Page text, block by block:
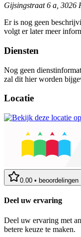
Gijsingstraat 6 a, 3026
Er is nog geen
volgt er later meer
Diensten
Nog geen
zal dit hier worden
Locatie
0.00 • beoordelingen
Deel uw ervaring
Deel uw ervaring met
betere keuze te maken.